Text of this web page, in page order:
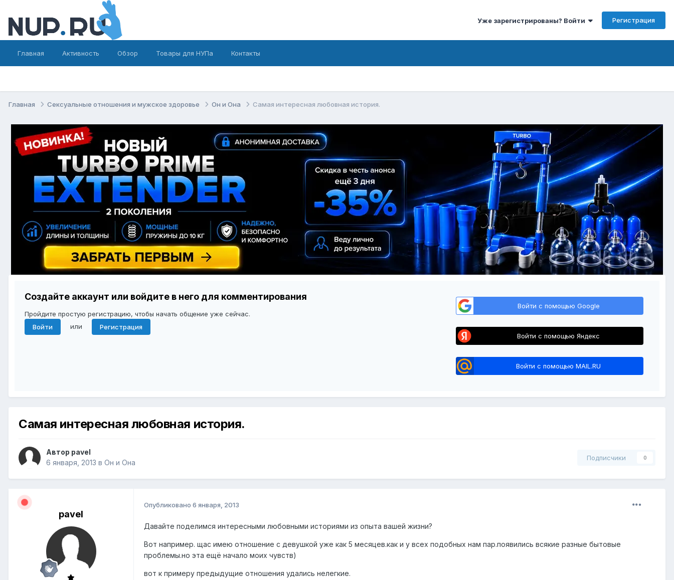
Уже зарегистрированы? Войти Регистрация
Главная Активность Обзор Товары для НУПа Контакты
Главная Сексуальные отношения и мужское здоровье Он и Она Самая интересная любовная история.
Создайте аккаунт или войдите в него для комментирования
Пройдите простую регистрацию, чтобы начать общение уже сейчас.
Войти
или Регистрация
Войти с помощью Google
Войти с помощью Яндекс
Войти с помощью MAIL.RU
Самая интересная любовная история.
Автор pavel
6 января, 2013 в Он и Она
Подписчики 0
pavel
Опубликовано 6 января, 2013
Давайте поделимся интересными любовными историями из опыта вашей жизни?
Вот например. щас имею отношение с девушкой уже как 5 месяцев.как и у всех подобных нам пар.появились всякие разные бытовые
проблемы.но эта ещё начало моих чувств)
вот к примеру предыдущие отношения удались нелегкие.